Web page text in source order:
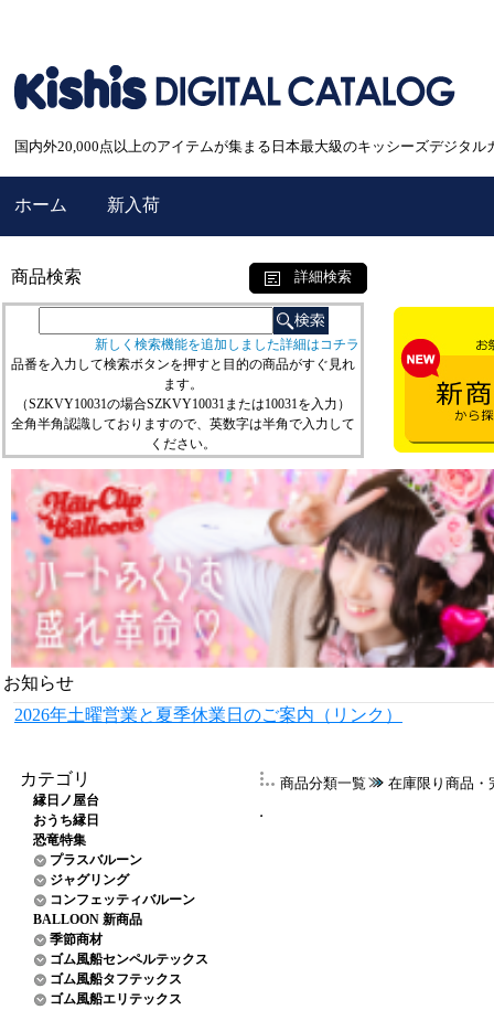
国内外20,000点以上のアイテムが集まる日本最大級のキッシーズデジタル
ホーム 新入荷
商品検索 詳細検索
新しく検索機能を追加しました詳細はコチラ
品番を入力して検索ボタンを押すと目的の商品がすぐ見れ
ます。
（SZKVY10031の場合SZKVY10031または10031を入力）
全角半角認識しておりますので、英数字は半角で入力して
ください。
お知らせ
2026年土曜営業と夏季休業日のご案内（リンク）
カテゴリ
縁日ノ屋台
おうち縁日
恐竜特集
プラスバルーン
ジャグリング
コンフェッティバルーン
BALLOON 新商品
季節商材
ゴム風船センペルテックス
ゴム風船タフテックス
ゴム風船エリテックス
商品分類一覧 在庫限り商品・